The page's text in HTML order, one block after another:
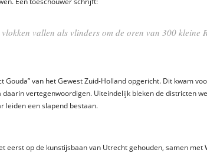
vallen als vlinders om de oren van 300 kleine
van het Gewest Zuid-Holland opgericht. Dit kwam
daarin vertegenwoordigen. Uiteindelijk bleken de districten
leiden een slapend bestaan.
eerst op de kunstijsbaan van Utrecht gehouden, samen met